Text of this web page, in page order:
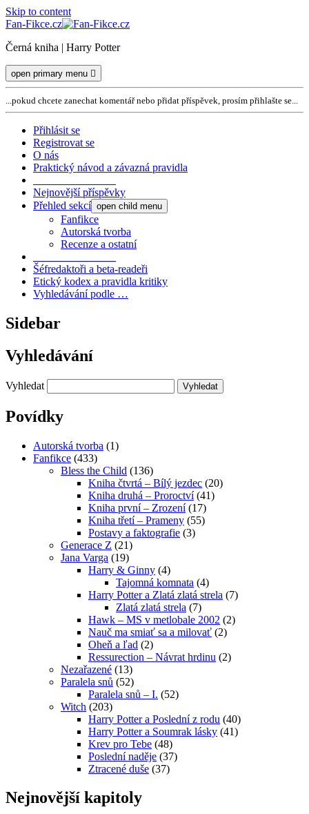
Skip to content
Fan-Fikce.cz
Černá kniha | Harry Potter
open primary menu
...pokud chcete zanechat komentář nebo přidat příspěvek, prosím přihlašte se...
Přihlásit se
Registrovat se
O nás
Praktický návod a závazná pravidla
Nejnovější příspěvky
Přehled sekcí open child menu
Fanfikce
Autorská tvorba
Recenze a ostatní
Šéfredaktoři a beta-readeři
Etický kodex a pravidla kritiky
Vyhledávání podle …
Sidebar
Vyhledávání
Vyhledat
Povídky
Autorská tvorba (1)
Fanfikce (433)
Bless the Child (136)
Kniha čtvrtá – Bílý jezdec (20)
Kniha druhá – Proroctví(41)
Kniha první – Zrození(17)
Kniha třetí – Prameny (55)
Postavy a faktografie (3)
Generace Z (21)
Jana Varga (19)
Harry & Ginny (4)
Tajomná komnata (4)
Harry Potter a Zlatá zlatá strela (7)
Zlatá zlatá strela (7)
Hawk – MS v metlobale 2002 (2)
Nauč ma smiať sa a milovať (2)
Oheň a ľad (2)
Ressurection – Návrat hrdinu (2)
Nezařazené (13)
Paralela snů (52)
Paralela snů – I. (52)
Witch (203)
Harry Potter a Poslední z rodu (40)
Harry Potter a Soumrak lásky (41)
Krev pro Tebe (48)
Poslední naděje (37)
Ztracené duše (37)
Nejnovější kapitoly